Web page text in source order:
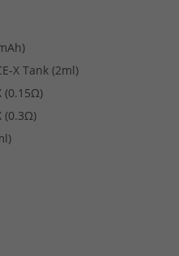
X Tank (2ml)
(0.15Ω)
(0.3Ω)